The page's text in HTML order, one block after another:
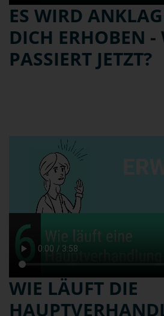
ES WIRD
DICH ERHOBEN -
PASSIERT JETZT?
WIE LÄUFT DIE